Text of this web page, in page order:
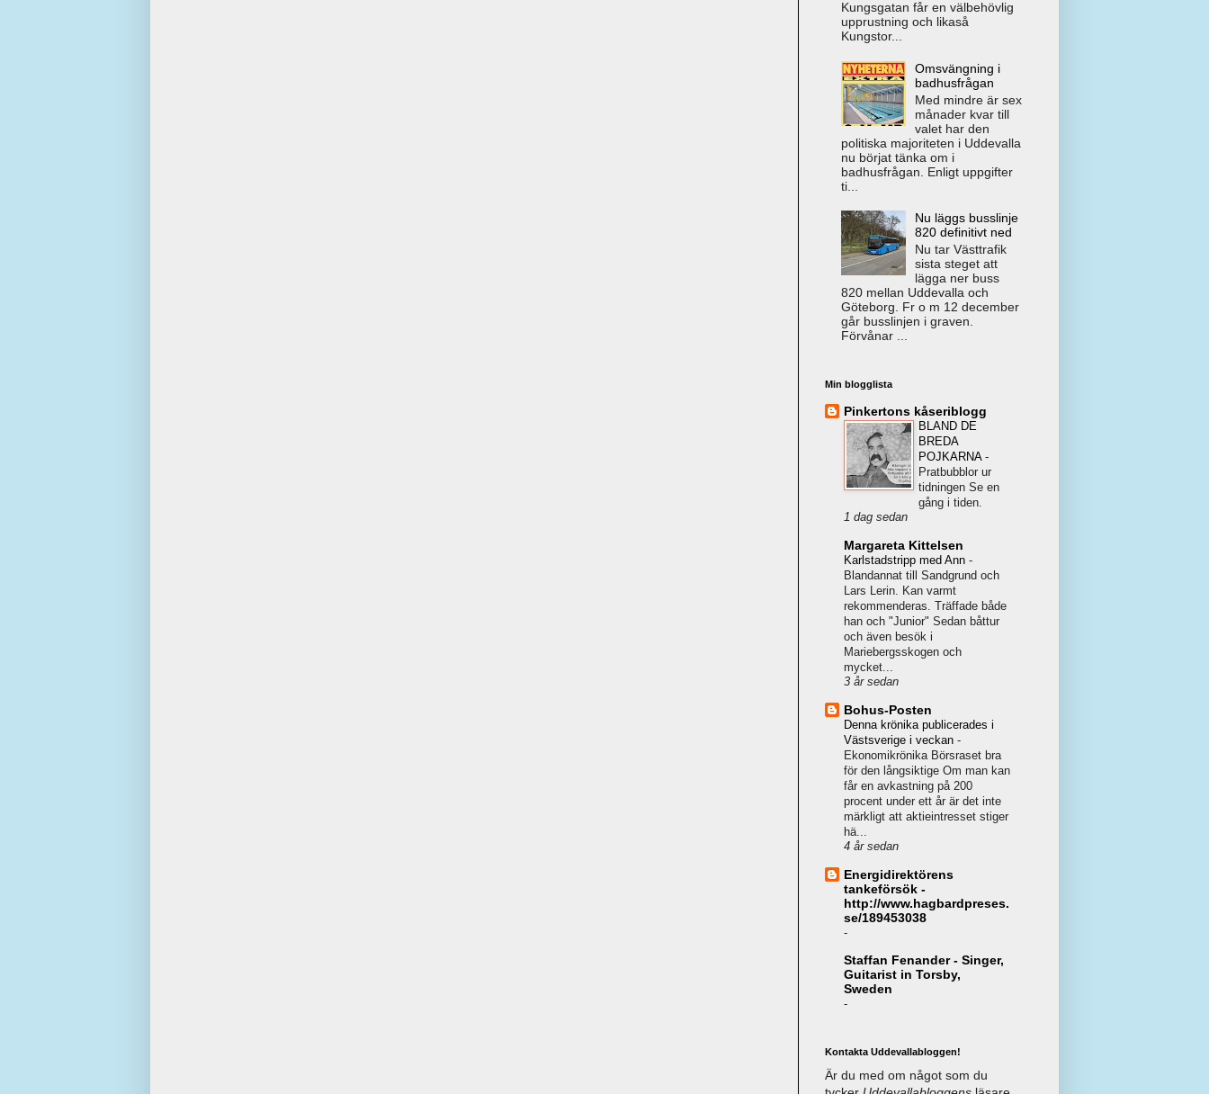
Kungsgatan får en välbehövlig
upprustning och likaså
Kungstor...
Omsvängning i
badhusfrågan
Med mindre är sex
månader kvar till
valet har den
politiska majoriteten i Uddevalla
nu börjat tänka om i
badhusfrågan. Enligt uppgifter
ti...
Nu läggs busslinje
820 definitivt ned
Nu tar Västtrafik
sista steget att
lägga ner buss
820 mellan Uddevalla och
Göteborg. Fr o m 12 december
går busslinjen i graven.
Förvånar ...
Min blogglista
Pinkertons kåseriblogg
BLAND DE
BREDA
POJKARNA -
Pratbubblor ur
tidningen Se en
gång i tiden.
1 dag sedan
Margareta Kittelsen
Karlstadstripp med Ann -
Blandannat till Sandgrund och
Lars Lerin. Kan varmt
rekommenderas. Träffade både
han och "Junior" Sedan båttur
och även besök i
Mariebergsskogen och
mycket...
3 år sedan
Bohus-Posten
Denna krönika publicerades i
Västsverige i veckan -
Ekonomikrönika Börsraset bra
för den långsiktige Om man kan
får en avkastning på 200
procent under ett år är det inte
märkligt att aktieintresset stiger
hä...
4 år sedan
Energidirektörens
tankeförsök -
http://www.hagbardpreses.
se/189453038
-
Staffan Fenander - Singer,
Guitarist in Torsby,
Sweden
-
Kontakta Uddevallabloggen!
Är du med om något som du